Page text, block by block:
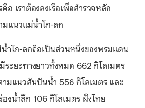
อ เราต้องลงเรือเพื่อสำรวจหลัก
มแนวแม่น้ำโก-ลก
ำโก-ลกถือเป็นส่วนหนึ่งของพรมแดน
ระยะทางยาวทั้งหมด 662 กิโลเมตร
มแนวสันปันน้ำ 556 กิโลเมตร และ
งน้ำลึก 106 กิโลเมตร ฝั่งไทย